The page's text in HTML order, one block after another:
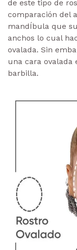
de este tipo de
comparación del
mandÍbula que
anchos lo cual
ovalada. Sin
una cara ovalada
barbilla.